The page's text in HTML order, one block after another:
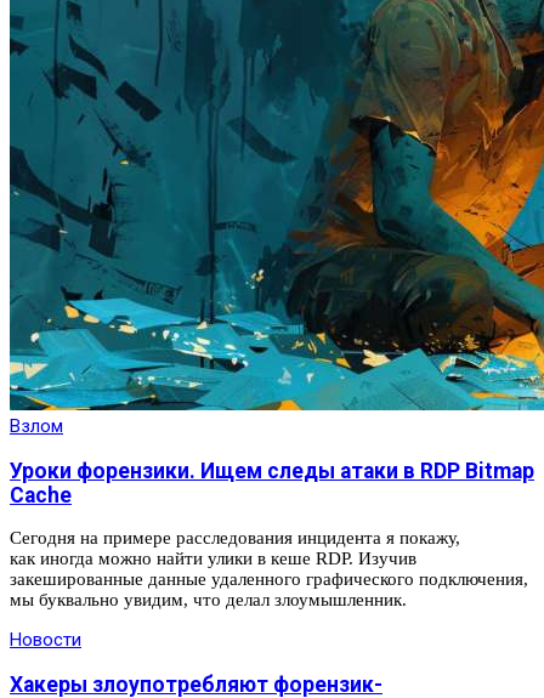
Взлом
Уроки форензики. Ищем следы атаки в RDP Bitmap
Cache
Сегодня на примере расследования инцидента я покажу,
как иногда можно найти улики в кеше RDP. Изучив
закешированные данные удаленного графического подключения,
мы буквально увидим, что делал злоумышленник.
Новости
Хакеры злоупотребляют форензик-